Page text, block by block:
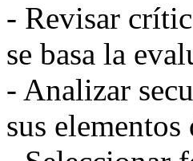
- Revisar
se basa la
- Analizar
sus